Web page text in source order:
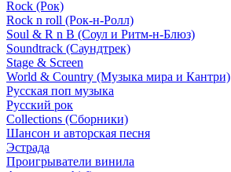
Rock (Рок)
Rock n roll (Рок-н-Ролл)
Soul & R n B (Соул и Ритм-н-Блюз)
Soundtrack (Саундтрек)
Stage & Screen
World & Country (Музыка мира и Кантри)
Русская поп музыка
Русский рок
Сollections (Сборники)
Шансон и авторская песня
Эстрада
Проигрыватели винила